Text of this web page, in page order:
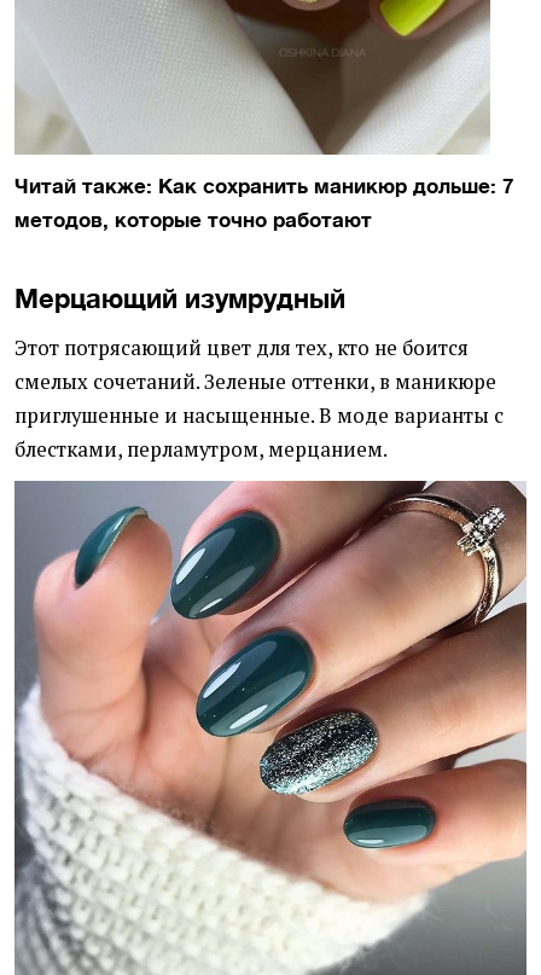
Читай также: Как сохранить маникюр дольше: 7
методов, которые точно работают
Мерцающий изумрудный
Этот потрясающий цвет для тех, кто не боится
смелых сочетаний. Зеленые оттенки, в маникюре
приглушенные и насыщенные. В моде варианты с
блестками, перламутром, мерцанием.